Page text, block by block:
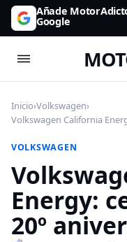
Añade
Google
Inicio›Volkswagen›
Volkswagen California
VOLKSWAGEN
Energy:
20º